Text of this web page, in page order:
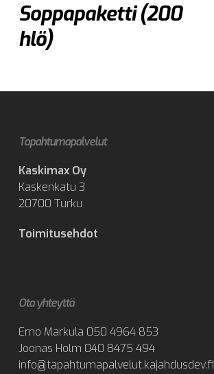
Soppapaketti (200
hlö)
Tapahtumapalvelut
Kaskimax Oy
Kaskenkatu 3
20700 Turku
Toimitusehdot
Ota yhteyttä
Erno Markula 050 4964 853
Joonas Holm 040 8475 494
info@tapahtumapalvelut.kajahdusdev.fi